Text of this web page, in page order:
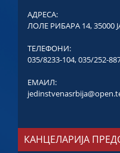
АДРЕСА:
ЛОЛЕ РИБАРА 14, 35000
ТЕЛЕФОНИ:
035/8233-104,035/252-
ЕМАИЛ:
КАНЦЕЛАРИЈА